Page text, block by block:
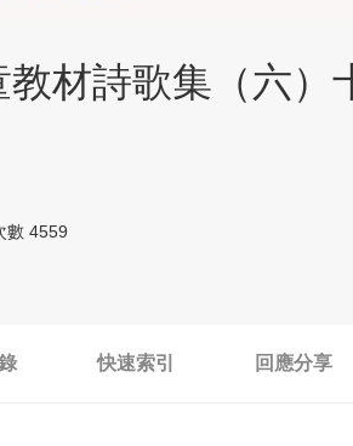
材詩歌集（六）
數 4559
快速索引 回應分享